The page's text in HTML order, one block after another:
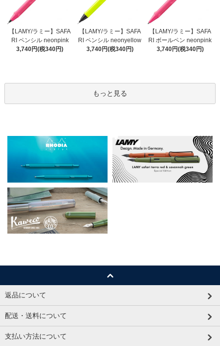
【LAMY/ラミー】SAFA
RI ペンシル neonpink
3,740円(税340円)
【LAMY/ラミー】SAFA
RI ペンシル neonyellow
3,740円(税340円)
【LAMY/ラミー】SAFA
RI ボールペン neonpink
3,740円(税340円)
もっと見る
返品について
配送・送料について
支払い方法について